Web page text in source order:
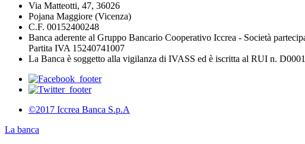
Via Matteotti, 47, 36026
Pojana Maggiore (Vicenza)
C.F. 00152400248
Banca aderente al Gruppo Bancario Cooperativo Iccrea - Società
Partita IVA 15240741007
La Banca è soggetto alla vigilanza di IVASS ed è iscritta al RUI n.
©2017 Iccrea Banca S.p.A
La banca